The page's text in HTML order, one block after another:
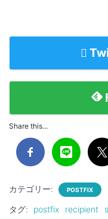
Share this...
カテゴリー: POSTFIX
タグ: postfix recipient